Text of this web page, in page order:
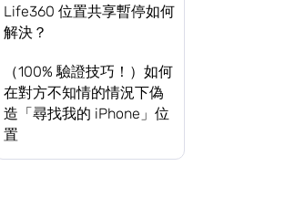
Life360 位置共享暫停如何
解決？
（100% 驗證技巧！）如何
在對方不知情的情況下偽
造「尋找我的 iPhone」位
置